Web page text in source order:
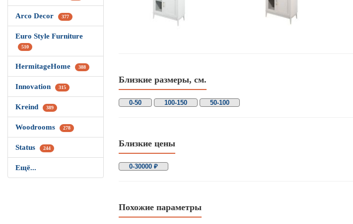
Arco Decor 377
Euro Style Furniture
510
HermitageHome 388
Innovation 315
Kreind 389
Woodrooms 278
Status 244
Ещё...
Близкие размеры, см.
0-50 100-150 50-100
Близкие цены
0-30000 ₽
Похожие параметры